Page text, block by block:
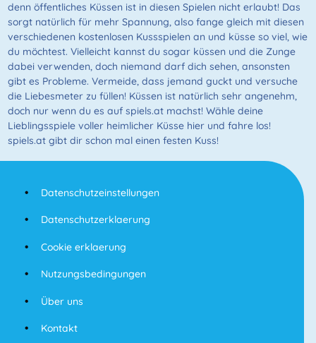
denn öffentliches Küssen ist in diesen Spielen nicht erlaubt! Das
sorgt natürlich für mehr Spannung, also fange gleich mit diesen
verschiedenen kostenlosen Kussspielen an und küsse so viel, wie
du möchtest. Vielleicht kannst du sogar küssen und die Zunge
dabei verwenden, doch niemand darf dich sehen, ansonsten
gibt es Probleme. Vermeide, dass jemand guckt und versuche
die Liebesmeter zu füllen! Küssen ist natürlich sehr angenehm,
doch nur wenn du es auf spiels.at machst! Wähle deine
Lieblingsspiele voller heimlicher Küsse hier und fahre los!
spiels.at gibt dir schon mal einen festen Kuss!
Datenschutzeinstellungen
Datenschutzerklaerung
Cookie erklaerung
Nutzungsbedingungen
Über uns
Kontakt